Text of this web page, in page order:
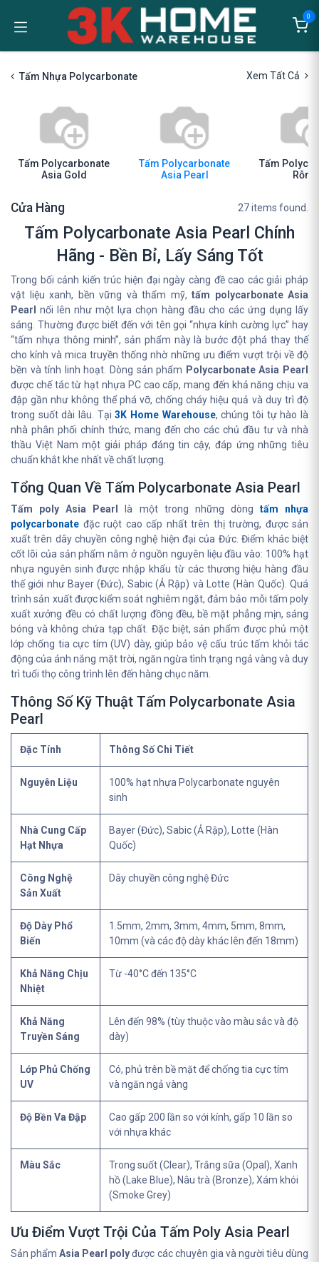
Bỏ qua để đến Nội dung
0
Tấm Nhựa Polycarbonate Xem Tất Cả
Tấm Polycarbonate
Asia Gold
Tấm Polycarbonate
Asia Pearl
Tấm
Rỗng
Cửa Hàng 27 items found.
Tấm Polycarbonate Asia Pearl Chính
Hãng - Bền Bỉ, Lấy Sáng Tốt
Trong bối cảnh kiến trúc hiện đại ngày càng đề cao các giải pháp
vật liệu xanh, bền vững và thẩm mỹ, tấm polycarbonate Asia
Pearl
nổi lên như một lựa chọn hàng đầu cho các ứng dụng lấy
sáng. Thường được biết đến với tên gọi “nhựa kính cường lực” hay
“tấm nhựa thông minh”, sản phẩm này là bước đột phá thay thế
cho kính và mica truyền thống nhờ những ưu điểm vượt trội về độ
bền và tính linh hoạt. Dòng sản phẩm Polycarbonate Asia Pearl
được chế tác từ hạt nhựa PC cao cấp, mang đến khả năng chịu va
đập gần như không thể phá vỡ, chống cháy hiệu quả và duy trì độ
trong suốt dài lâu. Tại3K Home Warehouse, chúng tôi tự hào là
nhà phân phối chính thức, mang đến cho các chủ đầu tư và nhà
thầu Việt Nam một giải pháp đáng tin cậy, đáp ứng những tiêu
chuẩn khắt khe nhất về chất lượng.
Tổng Quan Về Tấm Polycarbonate Asia Pearl
Tấm poly Asia Pearl là một trong những dòng tấm nhựa
polycarbonate đặc ruột cao cấp nhất trên thị trường, được sản
xuất trên dây chuyền công nghệ hiện đại của Đức. Điểm khác biệt
cốt lõi của sản phẩm nằm ở nguồn nguyên liệu đầu vào: 100% hạt
nhựa nguyên sinh được nhập khẩu từ các thương hiệu hàng đầu
thế giới như Bayer (Đức), Sabic (Ả Rập) và Lotte (Hàn Quốc). Quá
trình sản xuất được kiểm soát nghiêm ngặt, đảm bảo mỗi tấm poly
xuất xưởng đều có chất lượng đồng đều, bề mặt phẳng mịn, sáng
bóng và không chứa tạp chất. Đặc biệt, sản phẩm được phủ một
lớp chống tia cực tím (UV) dày, giúp bảo vệ cấu trúc tấm khỏi tác
động của ánh nắng mặt trời, ngăn ngừa tình trạng ngả vàng và duy
trì tuổi thọ công trình lên đến hàng chục năm.
Thông Số Kỹ Thuật Tấm Polycarbonate Asia
Pearl
Đặc Tính Thông Số Chi Tiết
Nguyên Liệu
100% hạt nhựa Polycarbonate nguyên
sinh
Nhà Cung Cấp
Hạt Nhựa
Bayer (Đức), Sabic (Ả Rập), Lotte (Hàn
Quốc)
Công Nghệ
Sản Xuất
Dây chuyền công nghệ Đức
Độ Dày Phổ
Biến
1.5mm, 2mm, 3mm, 4mm, 5mm, 8mm,
10mm (và các độ dày khác lên đến 18mm)
Khả Năng Chịu
Nhiệt
Từ -40°C đến 135°C
Khả Năng
Truyền Sáng
Lên đến 98% (tùy thuộc vào màu sắc và độ
dày)
Lớp Phủ Chống
UV
Có, phủ trên bề mặt để chống tia cực tím
và ngăn ngả vàng
Độ Bền Va Đập
Cao gấp 200 lần so với kính, gấp 10 lần so
với nhựa khác
Màu Sắc
Trong suốt (Clear), Trắng sữa (Opal), Xanh
hồ (Lake Blue), Nâu trà (Bronze), Xám khói
(Smoke Grey)
Ưu Điểm Vượt Trội Của Tấm Poly Asia Pearl
Sản phẩmAsia Pearl polyđược các chuyên gia và người tiêu dùng